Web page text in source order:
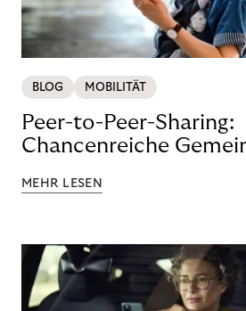
BLOG MOBILITÄT
Peer-to-Peer-Sharing:
Chancenreiche
MEHR LESEN